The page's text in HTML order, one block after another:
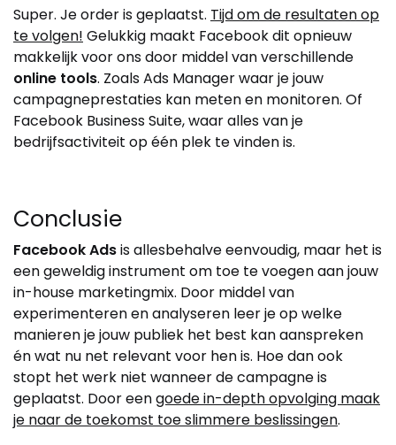
Super. Je order is geplaatst. Tijd om de resultaten op
te volgen! Gelukkig maakt Facebook dit opnieuw
makkelijk voor ons door middel van verschillende
online tools. Zoals Ads Manager waar je jouw
campagneprestaties kan meten en monitoren. Of
Facebook Business Suite, waar alles van je
bedrijfsactiviteit op één plek te vinden is.
Conclusie
Facebook Adsis allesbehalve eenvoudig, maar het is
een geweldig instrument om toe te voegen aan jouw
in-house marketingmix. Door middel van
experimenteren en analyseren leer je op welke
manieren je jouw publiek het best kan aanspreken
én wat nu net relevant voor hen is. Hoe dan ook
stopt het werk niet wanneer de campagne is
geplaatst. Door eengoede in-depth opvolging maak
je naar de toekomst toe slimmere beslissingen.